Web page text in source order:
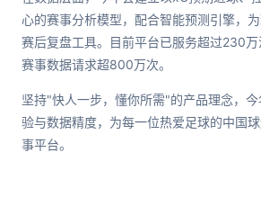
心的赛事分析模型，配合智能预测引擎，
赛后复盘工具。目前平台已服务超过230
赛事数据请求超800万次。
坚持"快人一步，懂你所需"的产品理念，
验与数据精度，为每一位热爱足球的中国
事平台。